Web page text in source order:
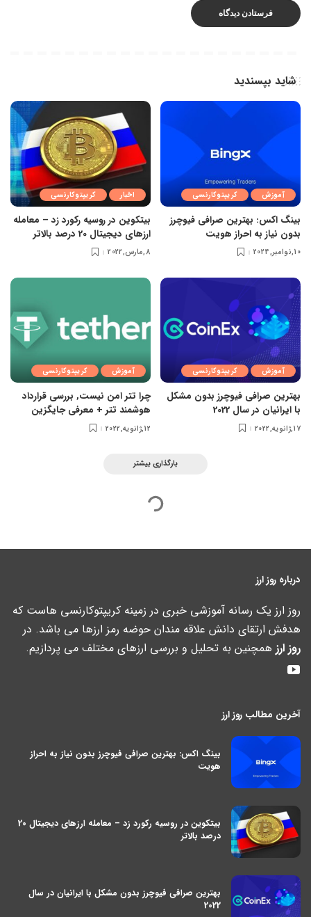
شاید بپسندید
آموزش کریپتوکارنسی
بینگ اکس: بهترین صرافی فیوچرز
بدون نیاز به احراز هویت
10,نوامبر,2024
اخبار کریپتوکارنسی
بیتکوین در روسیه رکورد زد – معامله
ارزهای دیجیتال 20 درصد بالاتر
8,مارس,2022
آموزش کریپتوکارنسی
بهترین صرافی فیوچرز بدون مشکل
با ایرانیان در سال 2022
17,ژانویه,2022
آموزش کریپتوکارنسی
چرا تتر امن نیست, بررسی قرارداد
هوشمند تتر + معرفی جایگزین
12,ژانویه,2022
بارگذاری بیشتر
درباره روز ارز
روز ارز یک رسانه آموزشی خبری در زمینه کریپتوکارنسی هاست که
هدفش ارتقای دانش علاقه مندان حوضه رمز ارزها می باشد. در
روز ارز همچنین به تحلیل و بررسی ارزهای مختلف می پردازیم.
آخرین مطالب روز ارز
بینگ اکس: بهترین صرافی فیوچرز بدون نیاز به احراز
هویت
بیتکوین در روسیه رکورد زد – معامله ارزهای دیجیتال 20
درصد بالاتر
بهترین صرافی فیوچرز بدون مشکل با ایرانیان در سال
2022